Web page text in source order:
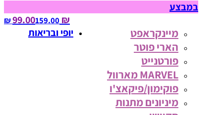
במבצע
₪ 99.00
159.00‏ ₪
מיינקראפט
הארי פוטר
פורטנייט
MARVEL מארוול
פוקימון/פיקאצ'ו
מיניונים מתנות
יופי ובריאות